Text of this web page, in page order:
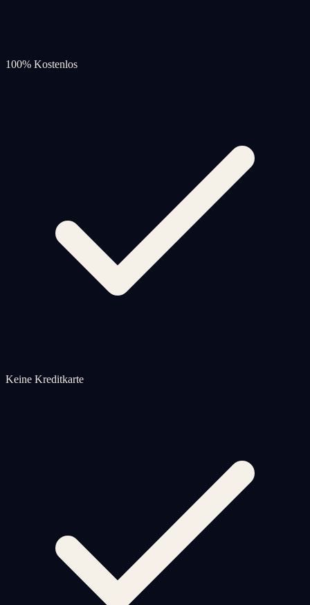
100% Kostenlos
Keine Kreditkarte